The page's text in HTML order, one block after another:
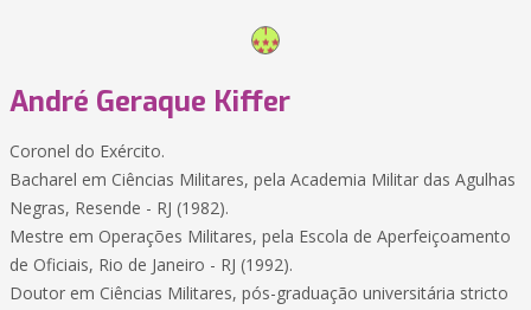
André Geraque Kiffer
Coronel do Exército.
Bacharel em Ciências Militares, pela Academia Militar das Agulhas
Negras, Resende - RJ (1982).
Mestre em Operações Militares, pela Escola de Aperfeiçoamento
de Oficiais, Rio de Janeiro - RJ (1992).
Doutor em Ciências Militares, pós-graduação universitária stricto